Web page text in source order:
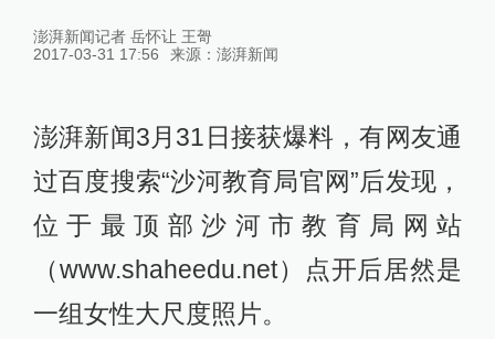
澎湃新闻记者 岳怀让 王哿
2017-03-31 17:56
来源： 澎湃新闻
澎湃新闻3月31日接获爆料，有网友通
过百度搜索“沙河教育局官网”后发现，
位于最顶部沙河市教育局网站
（www.shaheedu.net）点开后居然是
一组女性大尺度照片。